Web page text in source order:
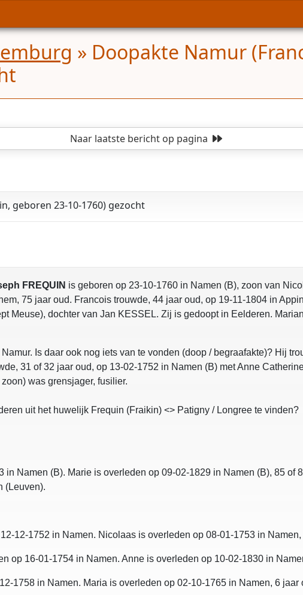
» Doopakte Namur
Naar laatste berichtop pagina
geboren 23-10-1760) gezocht
FREQUIN is geboren op 23-10-1760 in Namen (B), zoon van
75 jaar oud. Francois trouwde, 44 jaar oud, op 19-11-1804 in
Meuse), dochter van Jan KESSEL. Zij is gedoopt in Eelderen.
Is daar ook nog iets van te vonden (doop / begraafakte)? Hij
31 of 32 jaar oud, op 13-02-1752 in Namen (B) met Anne
was grensjager, fusilier.
uit het huwelijk Frequin (Fraikin) <> Patigny / Longree te vinden?
in Namen (B). Marie is overleden op 09-02-1829 in Namen (B), 85 of
(Leuven).
12-1752 in Namen. Nicolaas is overleden op 08-01-1753 in
op 16-01-1754 in Namen. Anne is overleden op 10-02-1830 in
1758 in Namen. Maria is overleden op 02-10-1765 in Namen, 6 jaar